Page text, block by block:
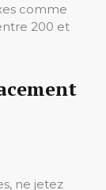
comme
200 et
ne jetez